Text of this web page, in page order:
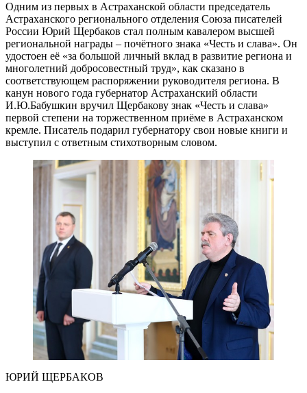
Одним из первых в Астраханской области председатель
Астраханского регионального отделения Союза писателей
России Юрий Щербаков стал полным кавалером высшей
региональной награды – почётного знака «Честь и слава». Он
удостоен её «за большой личный вклад в развитие региона и
многолетний добросовестный труд», как сказано в
соответствующем распоряжении руководителя региона. В
канун нового года губернатор Астраханский области
И.Ю.Бабушкин вручил Щербакову знак «Честь и слава»
первой степени на торжественном приёме в Астраханском
кремле. Писатель подарил губернатору свои новые книги и
выступил с ответным стихотворным словом.
ЮРИЙ ЩЕРБАКОВ